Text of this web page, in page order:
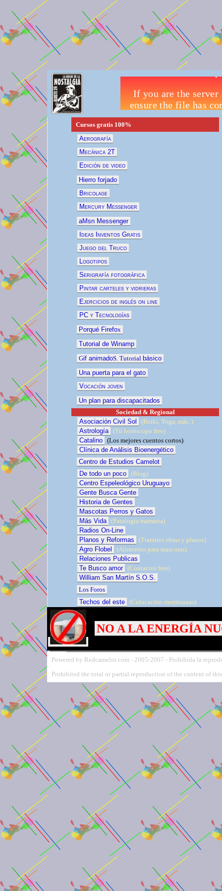
Cursos gratis 100%
Aerografía
Mecánica 2T
Edición de video
Hierro forjado
Bricolage
Mercury Messenger
aMsn Messenger
Ideas Inventos Gratis
Juego del Truco
Logotipos
Serigrafía fotográfica
Pintar carteles y vidrieras
Ejercicios de inglés on line
PC y Tecnologías
Porqué Firefox
Tutorial de Winamp
Gif animadoS. Tutorial básico
Una puerta para el gato
Vocación joven
Un plan para discapacitados
Sociedad & Regional
Asociación Civil Sol
(Reiki, Yoga, más..)
Astrología (Tú horóscopo free)
Catalino (Los mejores cuentos cortos)
Clínica de Análisis Bioenergético
Centro de Estudios Camelot
De todo un poco (Blog)
Centro Espeleológico Uruguayo
Gente Busca Gente
Historia de Gentes
Mascotas Perros y Gatos
Más Vida (Patología mamaria)
Radios On-Line
Planos y Reformas
(Tramites obras y planos)
Agro Flobel
(Alimentos para mascotas)
Relaciones Publicas
Te Busco amor (Contactos free)
William San Martín S.O.S.
Los Foros
Techos del este (Colocación membranas)
NO A LA ENERGÍA
Powered by Redcamelot.com - 2005-2007 - Prohibida la
Prohibited the total or partial reproduction of the content of